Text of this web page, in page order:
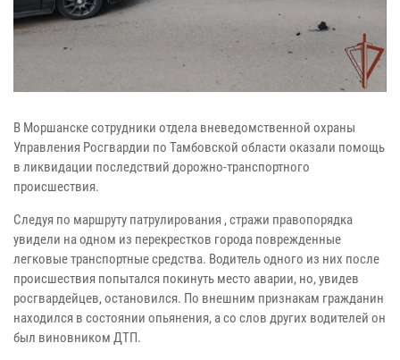
В Моршанске сотрудники отдела вневедомственной охраны
Управления Росгвардии по Тамбовской области оказали помощь
в ликвидации последствий дорожно-транспортного
происшествия.
Следуя по маршруту патрулирования , стражи правопорядка
увидели на одном из перекрестков города поврежденные
легковые транспортные средства. Водитель одного из них после
происшествия попытался покинуть место аварии, но, увидев
росгвардейцев, остановился. По внешним признакам гражданин
находился в состоянии опьянения, а со слов других водителей он
был виновником ДТП.